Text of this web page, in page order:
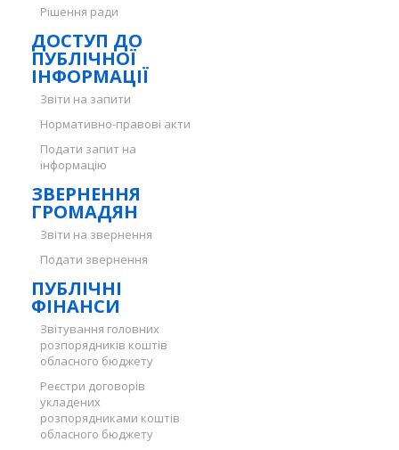
Рішення ради
ДОСТУП ДО
ПУБЛІЧНОЇ
ІНФОРМАЦІЇ
Звіти на запити
Нормативно-правові акти
Подати запит на
інформацію
ЗВЕРНЕННЯ
ГРОМАДЯН
Звіти на звернення
Подати звернення
ПУБЛІЧНІ
ФІНАНСИ
Звітування головних
розпорядників коштів
обласного бюджету
Реєстри договорів
укладених
розпорядниками коштів
обласного бюджету